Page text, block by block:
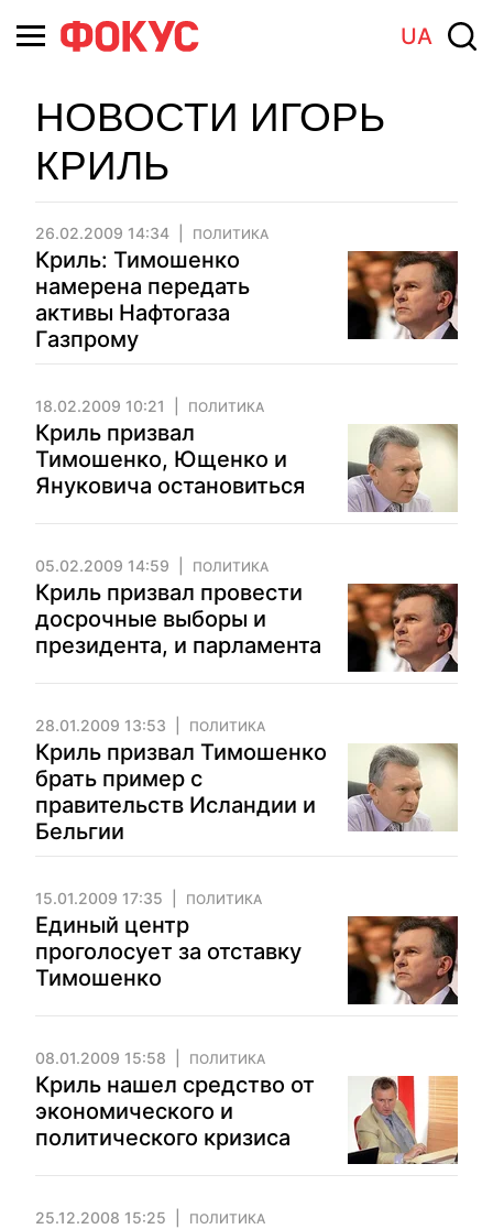
UA
НОВОСТИ ИГОРЬ
КРИЛЬ
26.02.2009 14:34 ПОЛИТИКА
Криль: Тимошенко
намерена передать
активы Нафтогаза
Газпрому
18.02.2009 10:21 ПОЛИТИКА
Криль призвал
Тимошенко, Ющенко и
Януковича остановиться
05.02.2009 14:59 ПОЛИТИКА
Криль призвал провести
досрочные выборы и
президента, и парламента
28.01.2009 13:53 ПОЛИТИКА
Криль призвал Тимошенко
брать пример с
правительств Исландии и
Бельгии
15.01.2009 17:35 ПОЛИТИКА
Единый центр
проголосует за отставку
Тимошенко
08.01.2009 15:58 ПОЛИТИКА
Криль нашел средство от
экономического и
политического кризиса
25.12.2008 15:25 ПОЛИТИКА